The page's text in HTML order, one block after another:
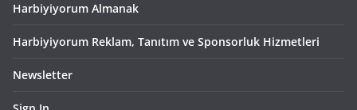
Harbiyiyorum Almanak
Harbiyiyorum Reklam, Tanıtım ve Sponsorluk Hizmetleri
Newsletter